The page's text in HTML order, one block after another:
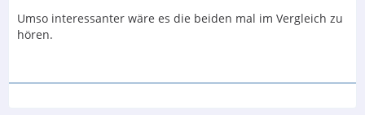
Umso interessanter wäre es die beiden mal im Vergleich zu
hören.